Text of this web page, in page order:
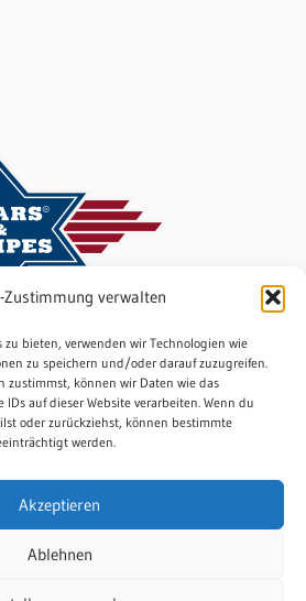
Zustimmung verwalten
bieten, verwenden wir Technologien wie
zu speichern und/oder darauf zuzugreifen.
zustimmst, können wir Daten wie das
auf dieser Website verarbeiten. Wenn du
oder zurückziehst, können bestimmte
werden.
Akzeptieren
Ablehnen